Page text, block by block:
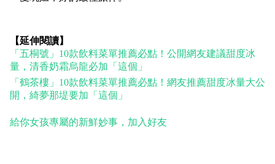
【延伸閱讀】
「五桐號」10款飲料菜單推薦必點！公開網友建議甜度冰
量，清香奶霜烏龍必加「這個」
「鶴茶樓」10款飲料菜單推薦必點！網友推薦甜度冰量大公
開，綺夢那堤要加「這個」
給你女孩專屬的新鮮妙事，加入好友